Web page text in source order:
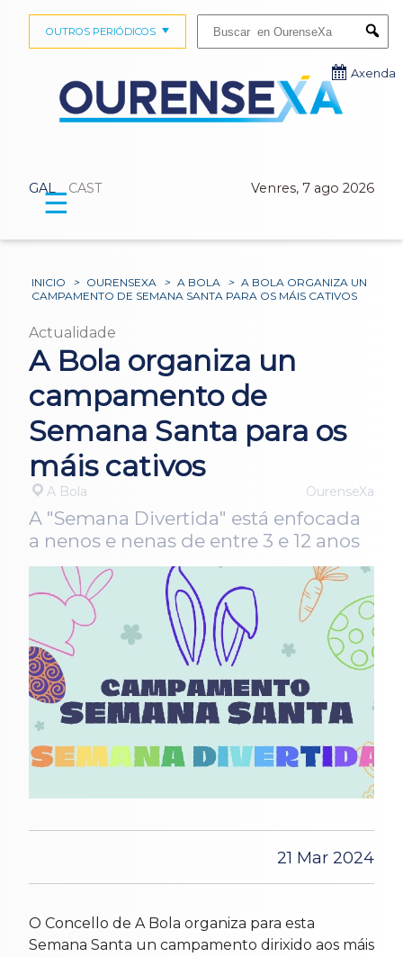
GAL CAST Venres, 7 ago 2026
OUTROS PERIÓDICOS
Axenda
☰
INICIO > OURENSEXA > A BOLA > A BOLA ORGANIZA UN
CAMPAMENTO DE SEMANA SANTA PARA OS MÁIS CATIVOS
Actualidade
A Bola organiza un
campamento de
Semana Santa para os
máis cativos
A Bola OurenseXa
A "Semana Divertida" está enfocada
a nenos e nenas de entre 3 e 12 anos
21 Mar 2024
O Concello de A Bola organiza para esta
Semana Santa un campamento dirixido aos máis